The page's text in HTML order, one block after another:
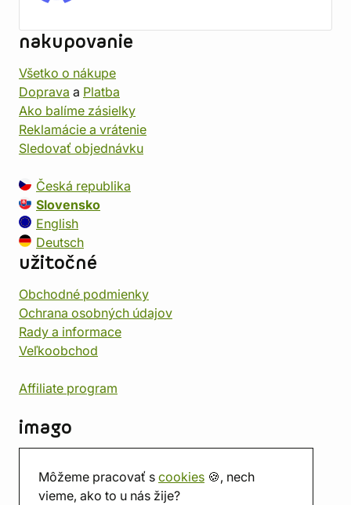
Môžeme pracovať s cookies 🍪, nech
vieme, ako to u nás žije?
nakupovanie
Všetko o nákupe
Doprava a Platba
Ako balíme zásielky
Reklamácie a vrátenie
Sledovať objednávku
Česká republika
Slovensko
English
Deutsch
užitočné
Obchodné podmienky
Ochrana osobných údajov
Rady a informace
Veľkoobchod
Affiliate program
imago
Predajňa
Herňa